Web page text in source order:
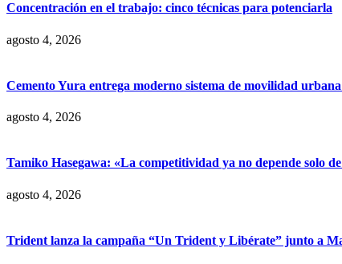
Concentración en el trabajo: cinco técnicas para potenciarla
agosto 4, 2026
Cemento Yura entrega moderno sistema de movilidad
agosto 4, 2026
Tamiko Hasegawa: «La competitividad ya no depende solo
agosto 4, 2026
Trident lanza la campaña “Un Trident y Libérate” junto a